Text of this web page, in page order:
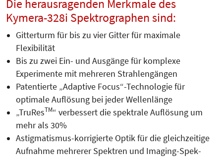
Die herausragenden Merkmale des
Kymera-328i Spektrographen sind:
Gitterturm für bis zu vier Gitter für maximale
Flexibilität
Bis zu zwei Ein- und Ausgänge für komplexe
Experimente mit mehreren Strahlengängen
Patentierte „Adaptive Focus“-Technologie für
optimale Auflösung bei jeder Wellenlänge
„TruResTM“ verbessert die spektrale Auflösung um
mehr als 30%
Astigmatismus-korrigierte Optik für die gleichzeitige
Aufnahme mehrerer Spektren und Imaging-Spek­